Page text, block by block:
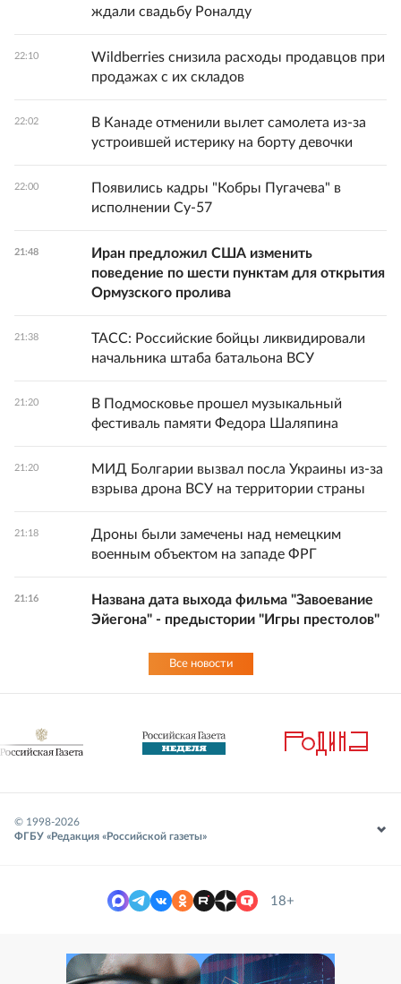
ждали свадьбу Роналду
22:10
Wildberries снизила расходы продавцов при
продажах с их складов
22:02
В Канаде отменили вылет самолета из-за
устроившей истерику на борту девочки
22:00
Появились кадры "Кобры Пугачева" в
исполнении Су-57
21:48
Иран предложил США изменить
поведение по шести пунктам для открытия
Ормузского пролива
21:38
ТАСС: Российские бойцы ликвидировали
начальника штаба батальона ВСУ
21:20
В Подмосковье прошел музыкальный
фестиваль памяти Федора Шаляпина
21:20
МИД Болгарии вызвал посла Украины из-за
взрыва дрона ВСУ на территории страны
21:18
Дроны были замечены над немецким
военным объектом на западе ФРГ
21:16
Названа дата выхода фильма "Завоевание
Эйегона" - предыстории "Игры престолов"
Все новости
© 1998-2026
ФГБУ «Редакция «Российской газеты»
18+